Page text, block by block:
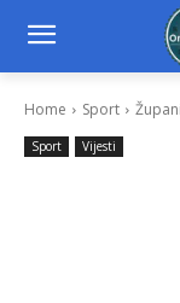
Home Sport
Sport Vijesti